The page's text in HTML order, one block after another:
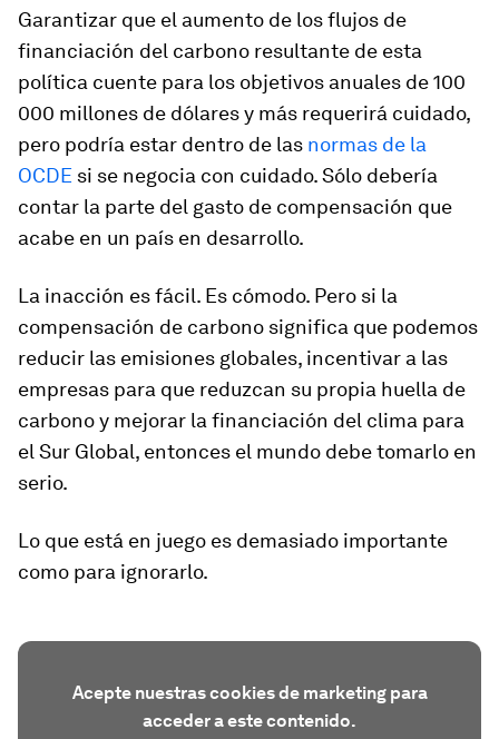
Garantizar que el aumento de los flujos de
financiación del carbono resultante de esta
política cuente para los objetivos anuales de 100
000 millones de dólares y más requerirá cuidado,
pero podría estar dentro de las normas de la
OCDE si se negocia con cuidado. Sólo debería
contar la parte del gasto de compensación que
acabe en un país en desarrollo.
La inacción es fácil. Es cómodo. Pero si la
compensación de carbono significa que podemos
reducir las emisiones globales, incentivar a las
empresas para que reduzcan su propia huella de
carbono y mejorar la financiación del clima para
el Sur Global, entonces el mundo debe tomarlo en
serio.
Lo que está en juego es demasiado importante
como para ignorarlo.
Acepte nuestras cookies de marketing para
acceder a este contenido.